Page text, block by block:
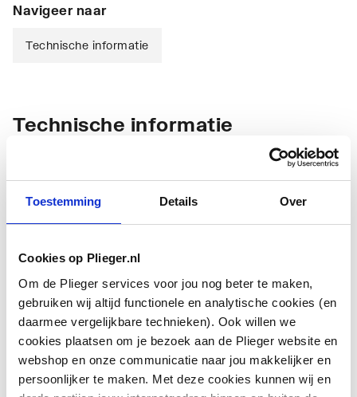
Toestemming Details Over
Cookies op Plieger.nl
Om de Plieger services voor jou nog beter te maken,
gebruiken wij altijd functionele en analytische cookies (en
daarmee vergelijkbare technieken). Ook willen we
cookies plaatsen om je bezoek aan de Plieger website en
webshop en onze communicatie naar jou makkelijker en
persoonlijker te maken. Met deze cookies kunnen wij en
Navigeer naar
Technische informatie
Technische informatie
Materiaal
Oppervlaktebeschermin
g
Verchroomd
Kleur Chroom